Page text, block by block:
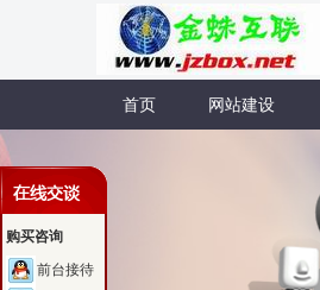
首页 网站建设
购买咨询
前台接待